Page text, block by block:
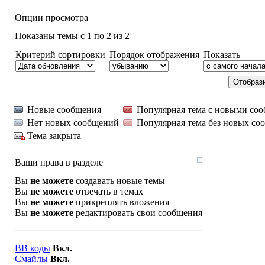
Опции просмотра
Показаны темы с 1 по 2 из 2
Критерий сортировки Порядок отображения Показать
Новые сообщения
Популярная тема с новыми
Нет новых сообщений
Популярная тема без новых
Тема закрыта
Ваши права в разделе
Вы не можете создавать новые темы
Вы не можете отвечать в темах
Вы не можете прикреплять вложения
Вы не можете редактировать свои сообщения
BB коды Вкл.
Смайлы Вкл.